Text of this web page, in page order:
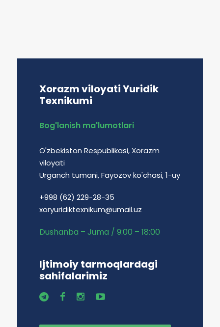
Xorazm viloyati Yuridik
Texnikumi
Bog'lanish ma'lumotlari
O'zbekiston Respublikasi, Xorazm
viloyati
Urganch tumani, Fayozov ko'chasi, 1-uy
+998 (62) 229-28-35
xoryuridiktexnikum@umail.uz
Dushanba – Juma / 9:00 – 18:00
Ijtimoiy tarmoqlardagi
sahifalarimiz